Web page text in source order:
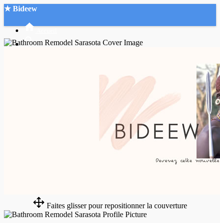
★ Bideew
Faites glisser pour repositionner la couverture